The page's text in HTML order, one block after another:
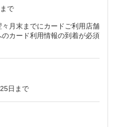
で
月末までにカードご利用店舗
カード利用情報の到着が必須
日まで